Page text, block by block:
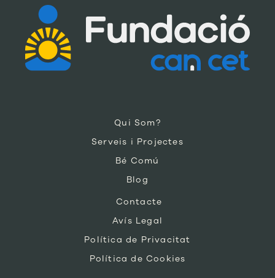
Qui Som?
Serveis i Projectes
Bé Comú
Blog
Contacte
Avís Legal
Política de Privacitat
Política de Cookies